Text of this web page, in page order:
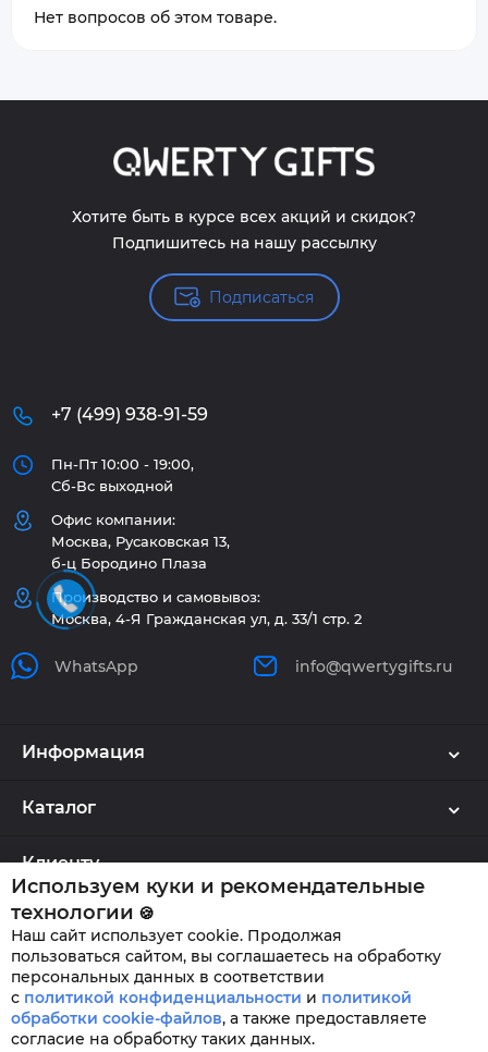
Нет вопросов об этом товаре.
Хотите быть в курсе всех акций и скидок?
Подпишитесь на нашу рассылку
Подписаться
+7 (499) 938-91-59
Пн-Пт 10:00 - 19:00,
Сб-Вс выходной
Офис компании:
Москва, Русаковская 13,
б-ц Бородино Плаза
Производство и самовывоз:
Москва, 4-Я Гражданская ул, д. 33/1 стр. 2
WhatsApp info@qwertygifts.ru
Информация
Каталог
Клиенту
QWERTYGIFTS © 2026
Используем куки и рекомендательные
технологии 🍪
Наш сайт использует cookie. Продолжая
пользоваться сайтом, вы соглашаетесь на обработку
персональных данных в соответствии
с политикой конфиденциальности и политикой
обработки cookie-файлов, а также предоставляете
согласие на обработку таких данных.